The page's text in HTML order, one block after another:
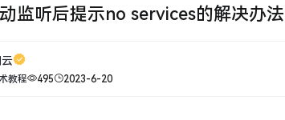
监听后提示no services的解决办法
教程 495 2023-6-20